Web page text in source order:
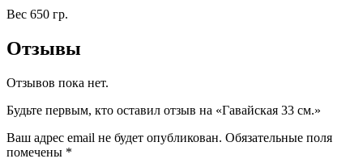
Вес 650 гр.
Отзывы
Отзывов пока нет.
Будьте первым, кто оставил отзыв на «Гавайская 33 см.»
Ваш адрес email не будет опубликован. Обязательные поля
помечены *